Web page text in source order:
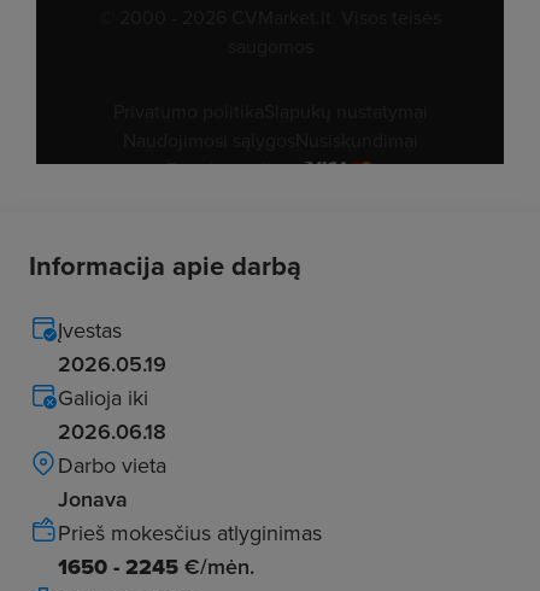
Informacija apie darbą
Įvestas
2026.05.19
Galioja iki
2026.06.18
Darbo vieta
Jonava
Prieš mokesčius atlyginimas
1650 - 2245 €/mėn.